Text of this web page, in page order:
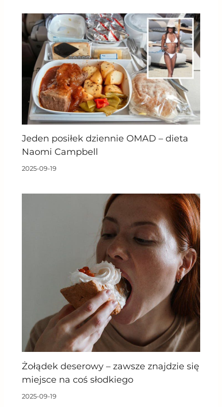
Jeden posiłek dziennie OMAD – dieta
Naomi Campbell
2025-09-19
Żołądek deserowy – zawsze znajdzie się
miejsce na coś słodkiego
2025-09-19